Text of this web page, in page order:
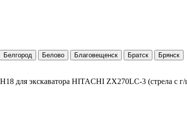
Белгород Белово Благовещенск Братск Брянск
для экскаватора HITACHI ZX270LC-3 (стрела с